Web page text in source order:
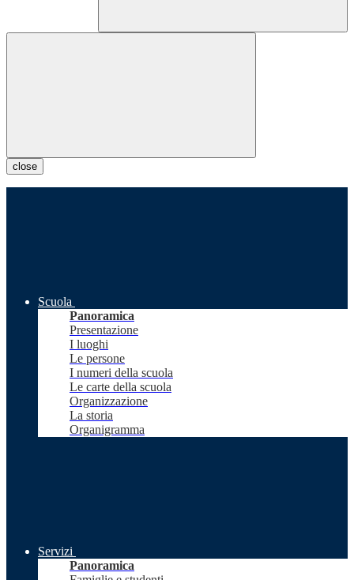
close
Scuola
Panoramica
Presentazione
I luoghi
Le persone
I numeri della scuola
Le carte della scuola
Organizzazione
La storia
Organigramma
Servizi
Panoramica